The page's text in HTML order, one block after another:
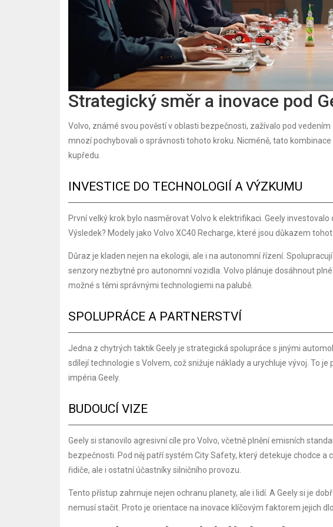
Strategický směr a inovace pod
Volvo, známé svou pověstí v oblasti bezpečnosti, zažívalo pod vedením
mnozí pochybovali o správnosti tohoto kroku. Nicméně, tato
kupředu.
INVESTICE DO TECHNOLOGIÍ A VÝZKUMU
První velký krok bylo nasměrovat Volvo k elektrifikaci. Geely
Výsledek? Modely jako Volvo XC40 Recharge, které jsou důkazem
Důraz je kladen nejen na ekologii, ale i na autonomní řízení.
senzory nezbytné pro autonomní vozidla. Volvo plánuje dosáhnout
možné s těmi správnými technologiemi na palubě.
SPOLUPRÁCE A PARTNERSTVÍ
Jedna z chytrých taktik Geely je strategická spolupráce s jinými
sdílejí technologie s Volvem, což snižuje náklady a urychluje vývoj. To
impéria Geely.
BUDOUCÍ VIZE
Geely si stanovilo agresivní cíle pro Volvo, včetně plnění emisních
bezpečnosti. Pod něj patří systém City Safety, který detekuje chodce a
řidiče, ale i ostatní účastníky silničního provozu.
Tento přístup zahrnuje nejen ochranu planety, ale i lidí. A Geely si je
nemusí stačit. Proto je orientace na inovace klíčovým faktorem jejich